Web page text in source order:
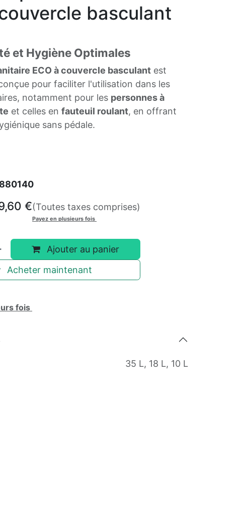
basculant
et Hygiène Optimales
ECO à couvercle basculant est
pour faciliter l'utilisation dans les
notamment pour les personnes à
et celles en fauteuil roulant, en offrant
sans pédale.
Ajouter au panier
Acheter maintenant
€(Toutes taxes comprises)
Payez en plusieurs fois
fois
35 L, 18 L, 10 L